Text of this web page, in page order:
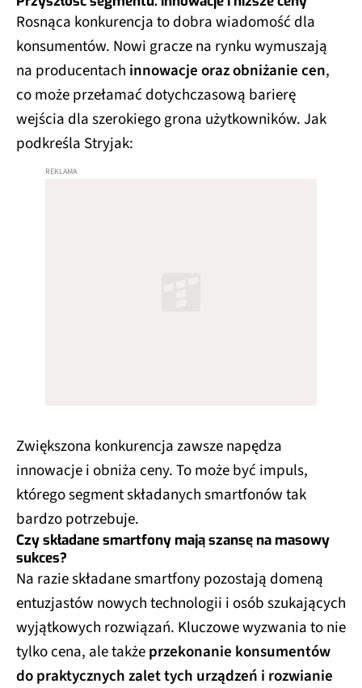
Rosnąca konkurencja to dobra wiadomość dla
konsumentów. Nowi gracze na rynku wymuszają
na producentach innowacje oraz obniżanie cen,
co może przełamać dotychczasową barierę
wejścia dla szerokiego grona użytkowników. Jak
podkreśla Stryjak:
Zwiększona konkurencja zawsze napędza
innowacje i obniża ceny. To może być impuls,
którego segment składanych smartfonów tak
bardzo potrzebuje.
Czy składane smartfony mają szansę na masowy
sukces?
Na razie składane smartfony pozostają domeną
entuzjastów nowych technologii i osób szukających
wyjątkowych rozwiązań. Kluczowe wyzwania to nie
tylko cena, ale takżeprzekonanie konsumentów
do praktycznych zalet tych urządzeń i rozwianie